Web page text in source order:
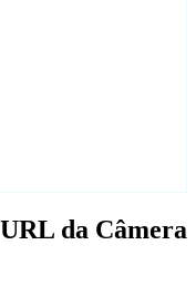
da Câmera